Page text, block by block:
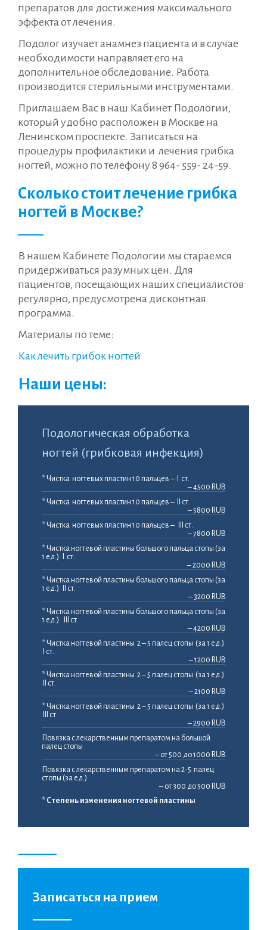
препаратов для достижения максимального
эффекта от лечения.
Подолог изучает анамнез пациента и в случае
необходимости направляет его на
дополнительное обследование. Работа
производится стерильными инструментами.
Приглашаем Вас в наш Кабинет Подологии,
который удобно расположен в Москве на
Ленинском проспекте. Записаться на
процедуры профилактики и лечения грибка
ногтей, можно по телефону 8 964- 559- 24-59.
Сколько стоит лечение грибка
ногтей в Москве?
В нашем Кабинете Подологии мы стараемся
придерживаться разумных цен. Для
пациентов, посещающих наших специалистов
регулярно, предусмотрена дисконтная
программа.
Материалы по теме:
Как лечить грибок ногтей
Наши цены:
Подологическая обработка
ногтей (грибковая инфекция)
* Чистка ногтевых пластин 10 пальцев – I ст.
– 4500 RUB
* Чистка ногтевых пластин 10 пальцев – II ст.
– 5800 RUB
* Чистка ногтевых пластин 10 пальцев – III ст.
– 7800 RUB
* Чистка ногтевой пластины большого пальца стопы (за
1 ед.) I ст.
– 2000 RUB
* Чистка ногтевой пластины большого пальца стопы (за
1 ед.) II ст.
– 3200 RUB
* Чистка ногтевой пластины большого пальца стопы (за
1 ед.) III ст.
– 4200 RUB
* Чистка ногтевой пластины 2 – 5 палец стопы (за 1 ед.)
I ст.
– 1200 RUB
* Чистка ногтевой пластины 2 – 5 палец стопы (за 1 ед.)
II ст.
– 2100 RUB
* Чистка ногтевой пластины 2 – 5 палец стопы (за 1 ед.)
III ст.
– 2900 RUB
Повязка с лекарственным препаратом на большой
палец стопы
– от 500 до 1000 RUB
Повязка с лекарственным препаратом на 2-5 палец
стопы (за ед.)
– от 300 до 500 RUB
* Степень изменения ногтевой пластины
Записаться на прием